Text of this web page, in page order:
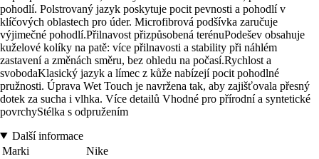
pohodlí. Polstrovaný jazyk poskytuje pocit pevnosti a pohodlí v
klíčových oblastech pro úder. Microfibrová podšívka zaručuje
výjimečné pohodlí.Přilnavost přizpůsobená terénuPodešev obsahuje
kuželové kolíky na patě: více přilnavosti a stability při náhlém
zastavení a změnách směru, bez ohledu na počasí.Rychlost a
svobodaKlasický jazyk a límec z kůže nabízejí pocit pohodlné
pružnosti. Úprava Wet Touch je navržena tak, aby zajišťovala přesný
dotek za sucha i vlhka. Více detailů Vhodné pro přírodní a syntetické
povrchyStélka s odpružením
Další informace
Marki
Nike